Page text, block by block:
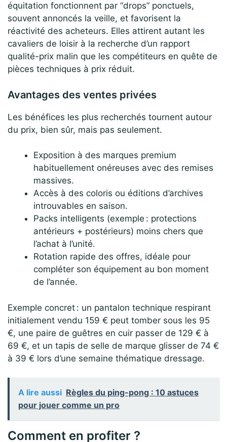
équitation fonctionnent par “drops” ponctuels,
souvent annoncés la veille, et favorisent la
réactivité des acheteurs. Elles attirent autant les
cavaliers de loisir à la recherche d’un rapport
qualité-prix malin que les compétiteurs en quête de
pièces techniques à prix réduit.
Avantages des ventes privées
Les bénéfices les plus recherchés tournent autour
du prix, bien sûr, mais pas seulement.
Exposition à des marques premium
habituellement onéreuses avec des remises
massives.
Accès à des coloris ou éditions d’archives
introuvables en saison.
Packs intelligents (exemple : protections
antérieurs + postérieurs) moins chers que
l’achat à l’unité.
Rotation rapide des offres, idéale pour
compléter son équipement au bon moment
de l’année.
Exemple concret : un pantalon technique respirant
initialement vendu 159 € peut tomber sous les 95
€, une paire de guêtres en cuir passer de 129 € à
69 €, et un tapis de selle de marque glisser de 74 €
à 39 € lors d’une semaine thématique dressage.
A lire aussi Règles du ping-pong : 10 astuces
pour jouer comme un pro
Comment en profiter ?